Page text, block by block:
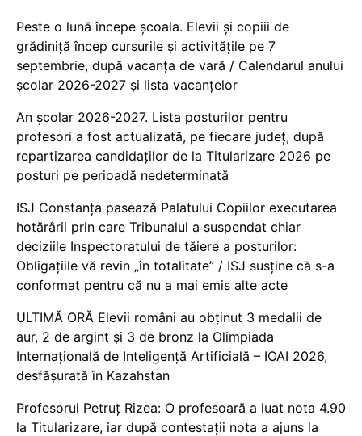
Peste o lună începe școala. Elevii și copiii de
grădiniță încep cursurile și activitățile pe 7
septembrie, după vacanța de vară / Calendarul anului
școlar 2026-2027 și lista vacanțelor
An școlar 2026-2027. Lista posturilor pentru
profesori a fost actualizată, pe fiecare județ, după
repartizarea candidaților de la Titularizare 2026 pe
posturi pe perioadă nedeterminată
ISJ Constanța pasează Palatului Copiilor executarea
hotărârii prin care Tribunalul a suspendat chiar
deciziile Inspectoratului de tăiere a posturilor:
Obligațiile vă revin „în totalitate” / ISJ susține că s-a
conformat pentru că nu a mai emis alte acte
ULTIMĂ ORĂ Elevii români au obținut 3 medalii de
aur, 2 de argint și 3 de bronz la Olimpiada
Internațională de Inteligență Artificială – IOAI 2026,
desfășurată în Kazahstan
Profesorul Petruț Rizea: O profesoară a luat nota 4.90
la Titularizare, iar după contestații nota a ajuns la